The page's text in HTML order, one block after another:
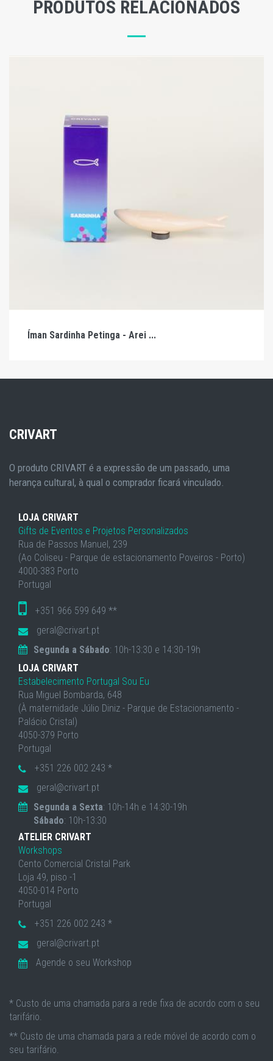
PRODUTOS RELACIONADOS
Íman Sardinha Petinga - Arei ...
CRIVART
O produto CRIVART é a expressão de um passado, uma
herança cultural, à qual o comprador ficará vinculado.
LOJA CRIVART
Gifts de Eventos e Projetos Personalizados
Rua de Passos Manuel, 239
(Ao Coliseu - Parque de estacionamento Poveiros - Porto)
4000-383 Porto
Portugal
+351 966 599 649 **
geral@crivart.pt
Segunda a Sábado: 10h-13:30 e 14:30-19h
LOJA CRIVART
Estabelecimento Portugal Sou Eu
Rua Miguel Bombarda, 648
(À maternidade Júlio Diniz - Parque de Estacionamento -
Palácio Cristal)
4050-379 Porto
Portugal
+351 226 002 243 *
geral@crivart.pt
Segunda a Sexta: 10h-14h e 14:30-19h
Sábado: 10h-13:30
ATELIER CRIVART
Workshops
Cento Comercial Cristal Park
Loja 49, piso -1
4050-014 Porto
Portugal
+351 226 002 243 *
geral@crivart.pt
Agende o seu Workshop
* Custo de uma chamada para a rede fixa de acordo com o seu
tarifário.
** Custo de uma chamada para a rede móvel de acordo com o
seu tarifário.